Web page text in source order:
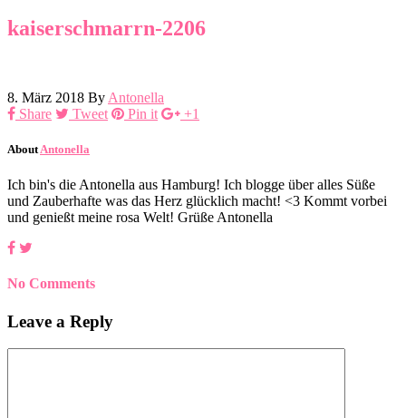
kaiserschmarrn-2206
8. März 2018 By Antonella
Share
Tweet Pin it +1
About Antonella
Ich bin's die Antonella aus Hamburg! Ich blogge über alles Süße
und Zauberhafte was das Herz glücklich macht! <3 Kommt vorbei
und genießt meine rosa Welt! Grüße Antonella
No Comments
Leave a Reply